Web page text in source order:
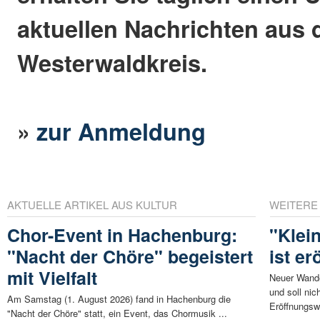
aktuellen Nachrichten aus
Westerwaldkreis.
»zur Anmeldung
AKTUELLE ARTIKEL AUS KULTUR
Chor-Event in Hachenburg:
"Nacht der Chöre" begeistert
mit Vielfalt
Am Samstag (1. August 2026) fand in Hachenburg die
"Nacht der Chöre" statt, ein Event, das Chormusik ...
ist
Neuer
und soll